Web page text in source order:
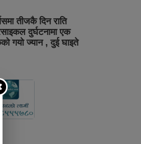
तीजकै दिन राति
दुर्घटनामा एक
गयो ज्यान , दुई घाइते